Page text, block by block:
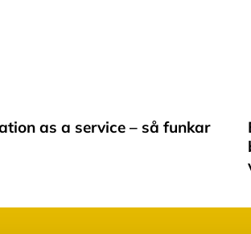
as a service – så funkar